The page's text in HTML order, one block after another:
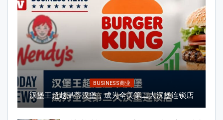
BUSINESS商业
汉堡王超越温蒂汉堡，成为全美第二大汉堡连锁店